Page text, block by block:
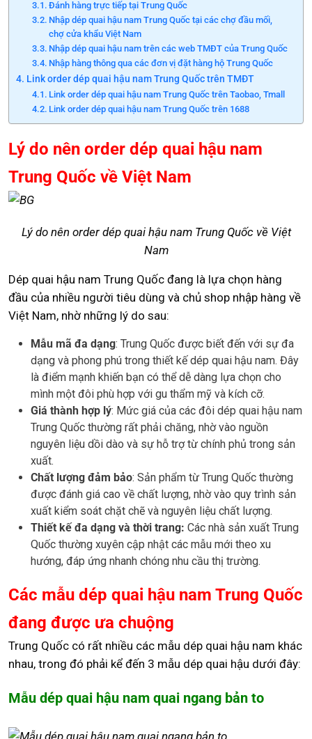
Đánh hàng trực tiếp tại Trung Quốc
Nhập dép quai hậu nam Trung Quốc tại các chợ đầu mối,
chợ cửa khẩu Việt Nam
Nhập dép quai hậu nam trên các web TMĐT của Trung Quốc
Nhập hàng thông qua các đơn vị đặt hàng hộ Trung Quốc
Link order dép quai hậu nam Trung Quốc trên TMĐT
Link order dép quai hậu nam Trung Quốc trên Taobao, Tmall
Link order dép quai hậu nam Trung Quốc trên 1688
Lý do nên order dép quai hậu nam
Trung Quốc về Việt Nam
Lý do nên order dép quai hậu nam Trung Quốc về Việt
Nam
Dép quai hậu nam Trung Quốc đang là lựa chọn hàng
đầu của nhiều người tiêu dùng và chủ shop nhập hàng về
Việt Nam, nhờ những lý do sau:
Mẫu mã đa dạng: Trung Quốc được biết đến với sự đa
dạng và phong phú trong thiết kế dép quai hậu nam. Đây
là điểm mạnh khiến bạn có thể dễ dàng lựa chọn cho
mình một đôi phù hợp với gu thẩm mỹ và kích cỡ.
Giá thành hợp lý: Mức giá của các đôi dép quai hậu nam
Trung Quốc thường rất phải chăng, nhờ vào nguồn
nguyên liệu dồi dào và sự hỗ trợ từ chính phủ trong sản
xuất.
Chất lượng đảm bảo: Sản phẩm từ Trung Quốc thường
được đánh giá cao về chất lượng, nhờ vào quy trình sản
xuất kiểm soát chặt chẽ và nguyên liệu chất lượng.
Thiết kế đa dạng và thời trang: Các nhà sản xuất Trung
Quốc thường xuyên cập nhật các mẫu mới theo xu
hướng, đáp ứng nhanh chóng nhu cầu thị trường.
Các mẫu dép quai hậu nam Trung Quốc
đang được ưa chuộng
Trung Quốc có rất nhiều các mẫu dép quai hậu nam khác
nhau, trong đó phải kể đến 3 mẫu dép quai hậu dưới đây:
Mẫu dép quai hậu nam quai ngang bản to